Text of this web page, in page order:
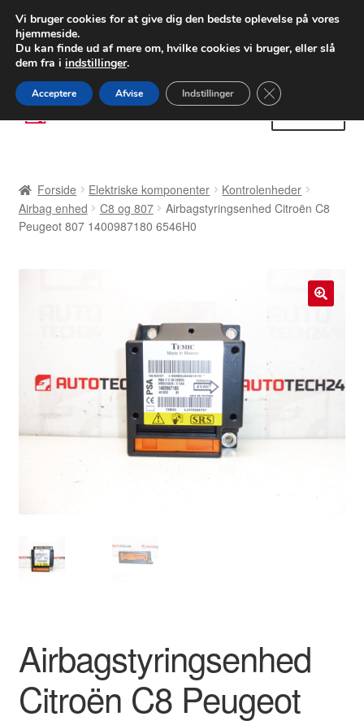
LEVERING fra 55 kr.
FEDEX verdensomspændende forsendelse
80 82 72 02
Spring
til
Spring
til
Betalinger
Klageprocedure
Kontakte
Om os
Forside Elektriske komponenter
Kontrolenheder
Airbag enhed
C8 og 807
Airbagstyringsenhed Citroën C8
Peugeot 807 1400987180 6546H0
Airbagstyringsenhed
Citroën C8 Peugeot
Vi bruger cookies for at give dig den bedste oplevelse på vores
hjemmeside.
Du kan finde ud af mere om, hvilke cookies vi bruger, eller slå
dem fra i indstillinger.
Acceptere Afvise Indstillinger Close GDPR